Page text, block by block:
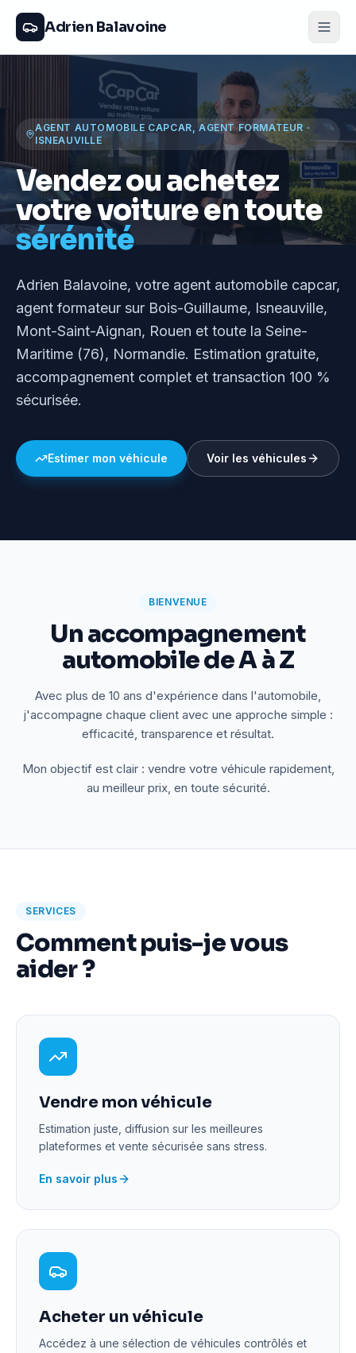
Adrien Balavoine
AGENT AUTOMOBILE CAPCAR, AGENT FORMATEUR ·
ISNEAUVILLE
Vendez ou achetez
votre voiture en toute
sérénité
Adrien Balavoine, votre agent automobile capcar,
agent formateur sur Bois-Guillaume, Isneauville,
Mont-Saint-Aignan, Rouen et toute la Seine-
Maritime (76), Normandie. Estimation gratuite,
accompagnement complet et transaction 100 %
sécurisée.
Estimer mon véhicule Voir les véhicules
BIENVENUE
Un accompagnement
automobile de A à Z
Avec plus de 10 ans d'expérience dans l'automobile,
j'accompagne chaque client avec une approche simple :
efficacité, transparence et résultat.
Mon objectif est clair : vendre votre véhicule rapidement,
au meilleur prix, en toute sécurité.
SERVICES
Comment puis-je vous
aider ?
Vendre mon véhicule
Estimation juste, diffusion sur les meilleures
plateformes et vente sécurisée sans stress.
En savoir plus
Acheter un véhicule
Accédez à une sélection de véhicules contrôlés et